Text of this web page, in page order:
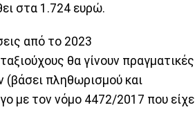
στα 1.724 ευρώ.
από το 2023
θα γίνουν πραγματικές
(βάσει πληθωρισμού και
με τον νόμο 4472/2017 που είχε